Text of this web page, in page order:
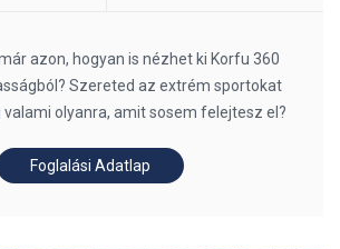
azon, hogyan is nézhet ki Korfu 360
Szereted az extrém sportokat
valami olyanra, amit sosem felejtesz el?
Foglalási Adatlap